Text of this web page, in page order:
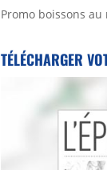
Promo boissons au
TÉLÉCHARGER